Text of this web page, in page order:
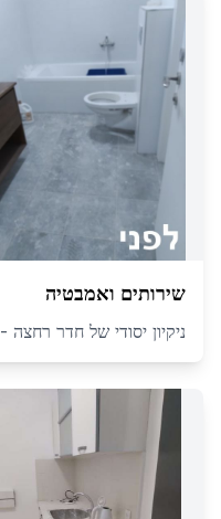
שירותים ואמבטיה
ניקיון יסודי של חדר